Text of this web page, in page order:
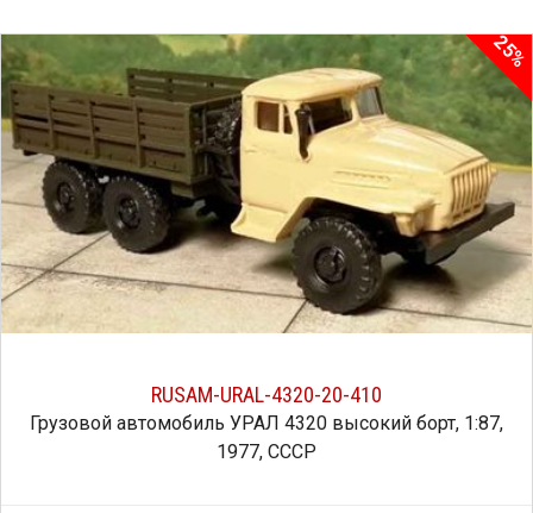
RUSAM-URAL-4320-20-410
Грузовой автомобиль УРАЛ 4320 высокий борт, 1:87,
1977, СССР
25%